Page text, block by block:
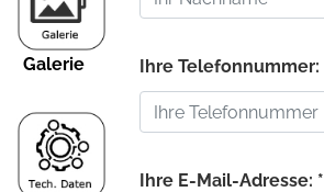
Galerie Ihre Telefonnummer:
Ihre E-Mail-Adresse: *